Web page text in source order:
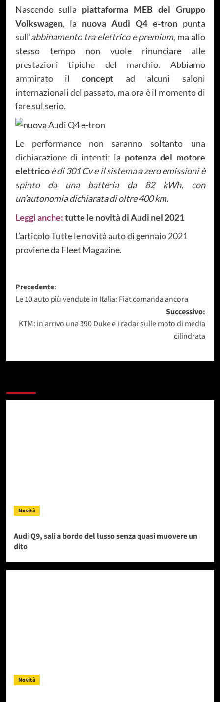
Nascendo sulla piattaforma MEB del Gruppo
Volkswagen, la nuova Audi Q4 e-tronpunta
sull’abbinamento tra elettrico e premium, ma allo
stesso tempo non vuole rinunciare alle
prestazioni tipiche del marchio. Abbiamo
ammirato ilconcept ad alcuni saloni
internazionali del passato, ma ora è il momento di
fare sul serio.
Le performance non saranno soltanto una
dichiarazione di intenti: la potenza del motore
elettrico è di 301 Cv e il sistema a zero emissioni è
spinto da una batteria da 82 kWh, con
un’autonomia dichiarata di oltre 400 km.
Leggi anche:tutte le novità di Audi nel 2021
L’articoloTutte le novità auto di gennaio 2021
proviene da Fleet Magazine.
Navigazione
articolo
Precedente:
Le 10 auto più vendute in Italia: Fiat comanda ancora
Successivo:
KTM: in arrivo una 390 Duke e i radar sulle moto di media
cilindrata
Novità
Audi Q9, sali a bordo del lusso senza quasi muovere un
dito
Novità